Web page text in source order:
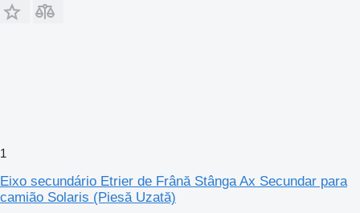
1
Eixo secundário Etrier de Frână Stânga Ax Secundar para
camião Solaris (Piesă Uzată)